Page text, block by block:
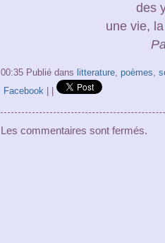
des
une vie,
00:35 Publié dans litterature, poèmes,
Facebook|
Les commentaires sont fermés.